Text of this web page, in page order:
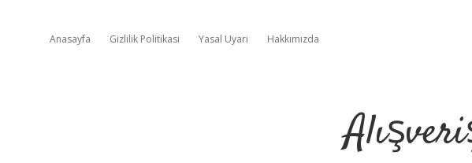
Anasayfa Gizlilik Politikası Yasal Uyarı Hakkımızda